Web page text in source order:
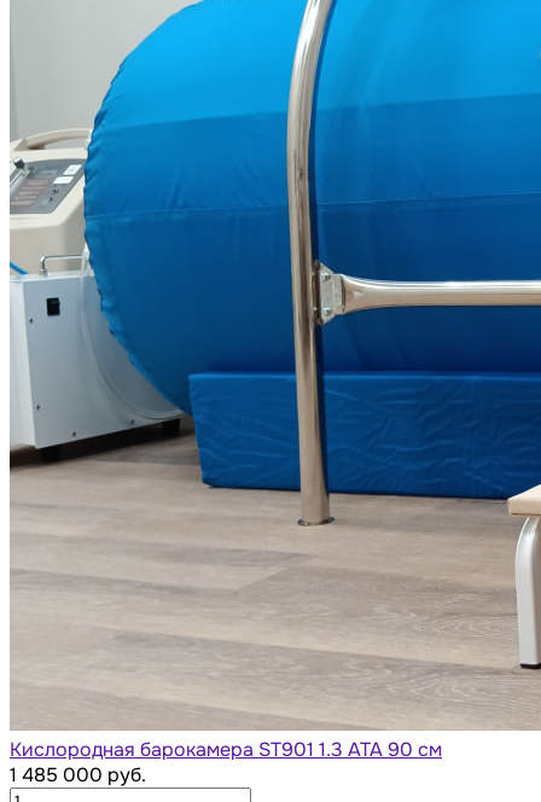
Кислородная барокамера ST901 1.3 АТА 90 см
1 485 000 руб.